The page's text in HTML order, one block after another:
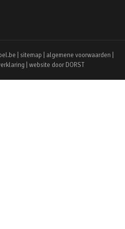
| sitemap algemene voorwaarden
| website door DORST